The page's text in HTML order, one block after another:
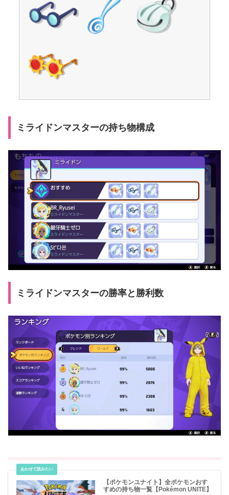
ミライドンマスターの持ち物構成
ミライドンマスターの勝率と勝利数
【ポケモンユナイト】全ポケモンおす
すめの持ち物一覧【Pokémon UNITE】